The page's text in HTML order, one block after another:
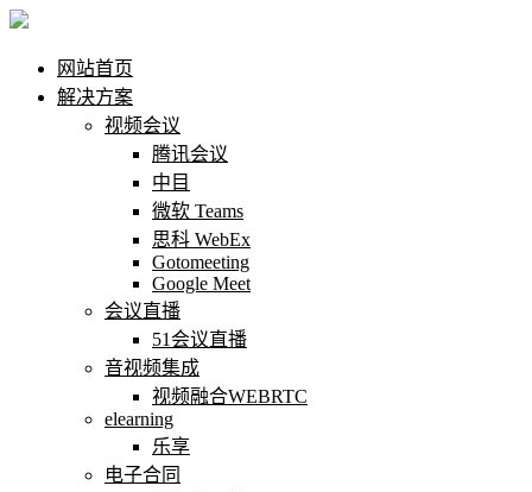
网站首页
解决方案
视频会议
腾讯会议
中目
微软 Teams
思科 WebEx
Gotomeeting
Google Meet
会议直播
51会议直播
音视频集成
视频融合WEBRTC
elearning
乐享
电子合同